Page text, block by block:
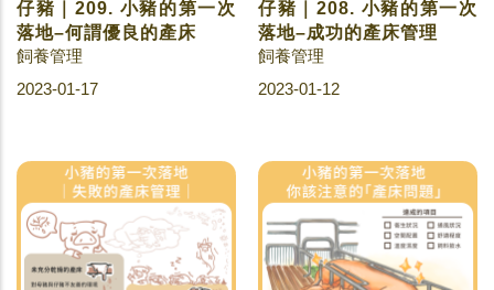
仔豬｜209. 小豬的第一次
落地–何謂優良的產床
飼養管理
2023-01-17
仔豬｜208. 小豬的第一次
落地–成功的產床管理
飼養管理
2023-01-12